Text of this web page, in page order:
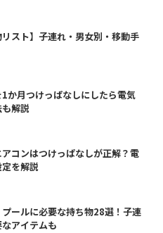
リスト】子連れ・男女別・移動手
か月つけっぱなしにしたら電気
解説
アコンはつけっぱなしが正解？電
を解説
プールに必要な持ち物28選！子連
アイテムも